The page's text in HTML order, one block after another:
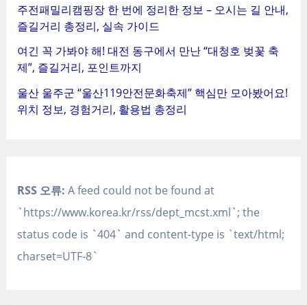
주전패밀리캠핑장 한 번에 정리한 정보 – 오시는 길 안내,
즐길거리 총정리, 실속 가이드
여긴 꼭 가봐야 해! 대전 동구에서 만난 “대청호 벚꽃 축
제”, 즐길거리, 포인트까지
울산 울주군 “울산119안전문화축제” 핵심만 모아봤어요!
위치 정보, 경험거리, 활용법 총정리
RSS 오류: A feed could not be found at
`https://www.korea.kr/rss/dept_mcst.xml`; the
status code is `404` and content-type is `text/html;
charset=UTF-8`